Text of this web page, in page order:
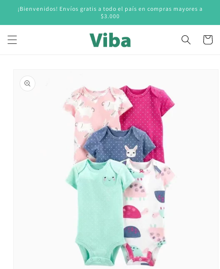
directamente
¡Bienvenidos! Envíos gratis a todo el país en compras mayores a
$3.000
Carrito
información